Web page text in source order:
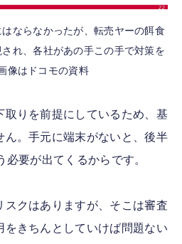
ならなかったが、転売ヤーの餌食
れ、各社があの手この手で対策を
像はドコモの資料
取りを前提にしているため、基
ん。手元に端末がないと、後半
要が出てくるからです。
スクはありますが、そこは審査
をきちんとしていけば問題ない